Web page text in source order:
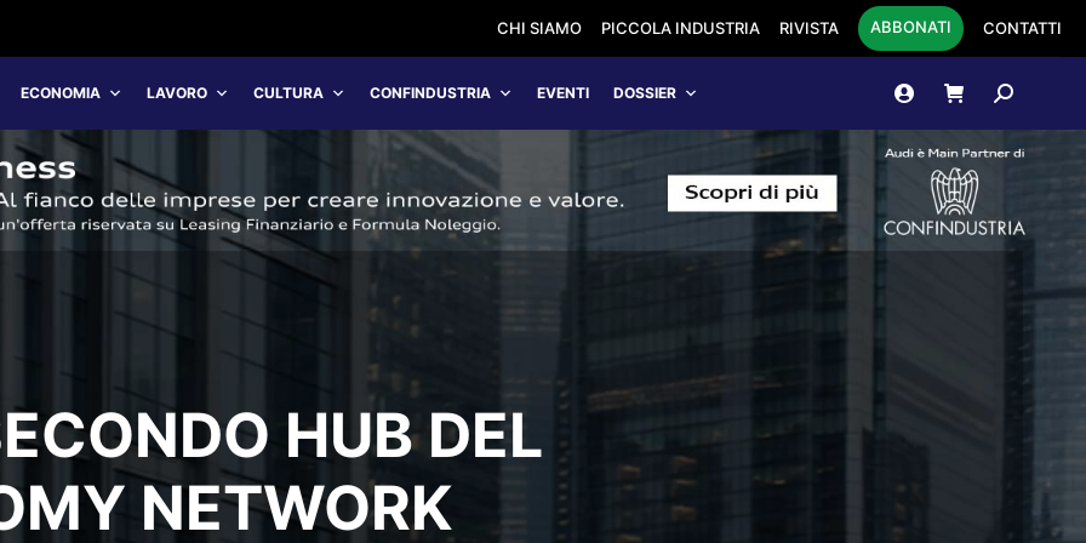
CHI SIAMO PICCOLA INDUSTRIA RIVISTA ABBONATI CONTATTI
ECONOMIA LAVORO CULTURA CONFINDUSTRIA EVENTI DOSSIER Cerca:
HUB DEL
NETWORK